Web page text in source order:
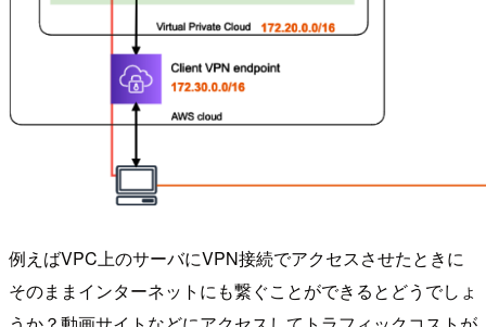
例えばVPC上のサーバにVPN接続でアクセスさせたときに
そのままインターネットにも繋ぐことができるとどうでしょ